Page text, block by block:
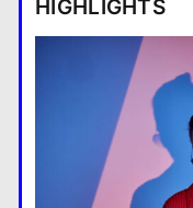
คำขวัญ
HIGHLIGHTS